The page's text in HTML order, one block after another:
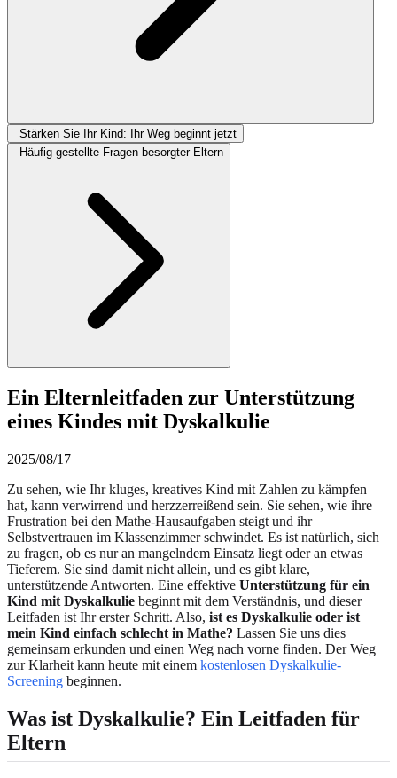
Stärken Sie Ihr Kind: Ihr Weg beginnt jetzt
Häufig gestellte Fragen besorgter Eltern
Ein Elternleitfaden zur Unterstützung
eines Kindes mit Dyskalkulie
2025/08/17
Zu sehen, wie Ihr kluges, kreatives Kind mit Zahlen zu kämpfen
hat, kann verwirrend und herzzerreißend sein. Sie sehen, wie ihre
Frustration bei den Mathe-Hausaufgaben steigt und ihr
Selbstvertrauen im Klassenzimmer schwindet. Es ist natürlich, sich
zu fragen, ob es nur an mangelndem Einsatz liegt oder an etwas
Tieferem. Sie sind damit nicht allein, und es gibt klare,
unterstützende Antworten. Eine effektive Unterstützung für ein
Kind mit Dyskalkulie beginnt mit dem Verständnis, und dieser
Leitfaden ist Ihr erster Schritt. Also, ist es Dyskalkulie oder ist
mein Kind einfach schlecht in Mathe? Lassen Sie uns dies
gemeinsam erkunden und einen Weg nach vorne finden. Der Weg
zur Klarheit kann heute mit einem kostenlosen Dyskalkulie-
Screening beginnen.
Was ist Dyskalkulie? Ein Leitfaden für
Eltern